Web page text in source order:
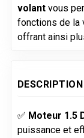
volantvous
fonctions de la
offrant ainsi
DESCRIPTION
✅ Moteur 1.5
puissance et